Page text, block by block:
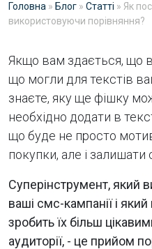
Головна » Блог » Статті » Як
використовуючи порівняння?
Якщо вам здається, що
що могли для текстів
знаєте, яку ще фішку
необхідно додати в
що буде не просто
покупки, але і залишати
Суперінструмент, який
ваші смс-кампанії і
зробить їх більш
аудиторії, - це прийом